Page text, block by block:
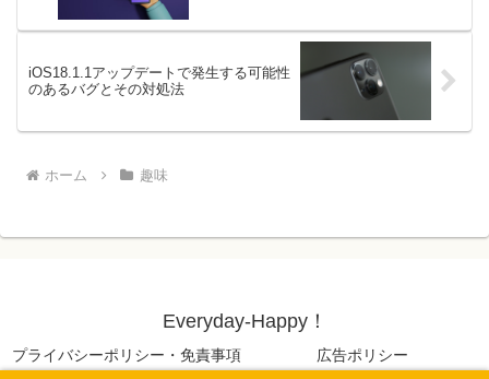
iOS18.1.1アップデートで発生する可能性
のあるバグとその対処法
ホーム 趣味
Everyday-Happy！
プライバシーポリシー・免責事項 広告ポリシー